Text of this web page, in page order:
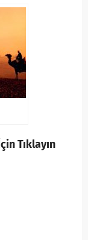
Tıklayın